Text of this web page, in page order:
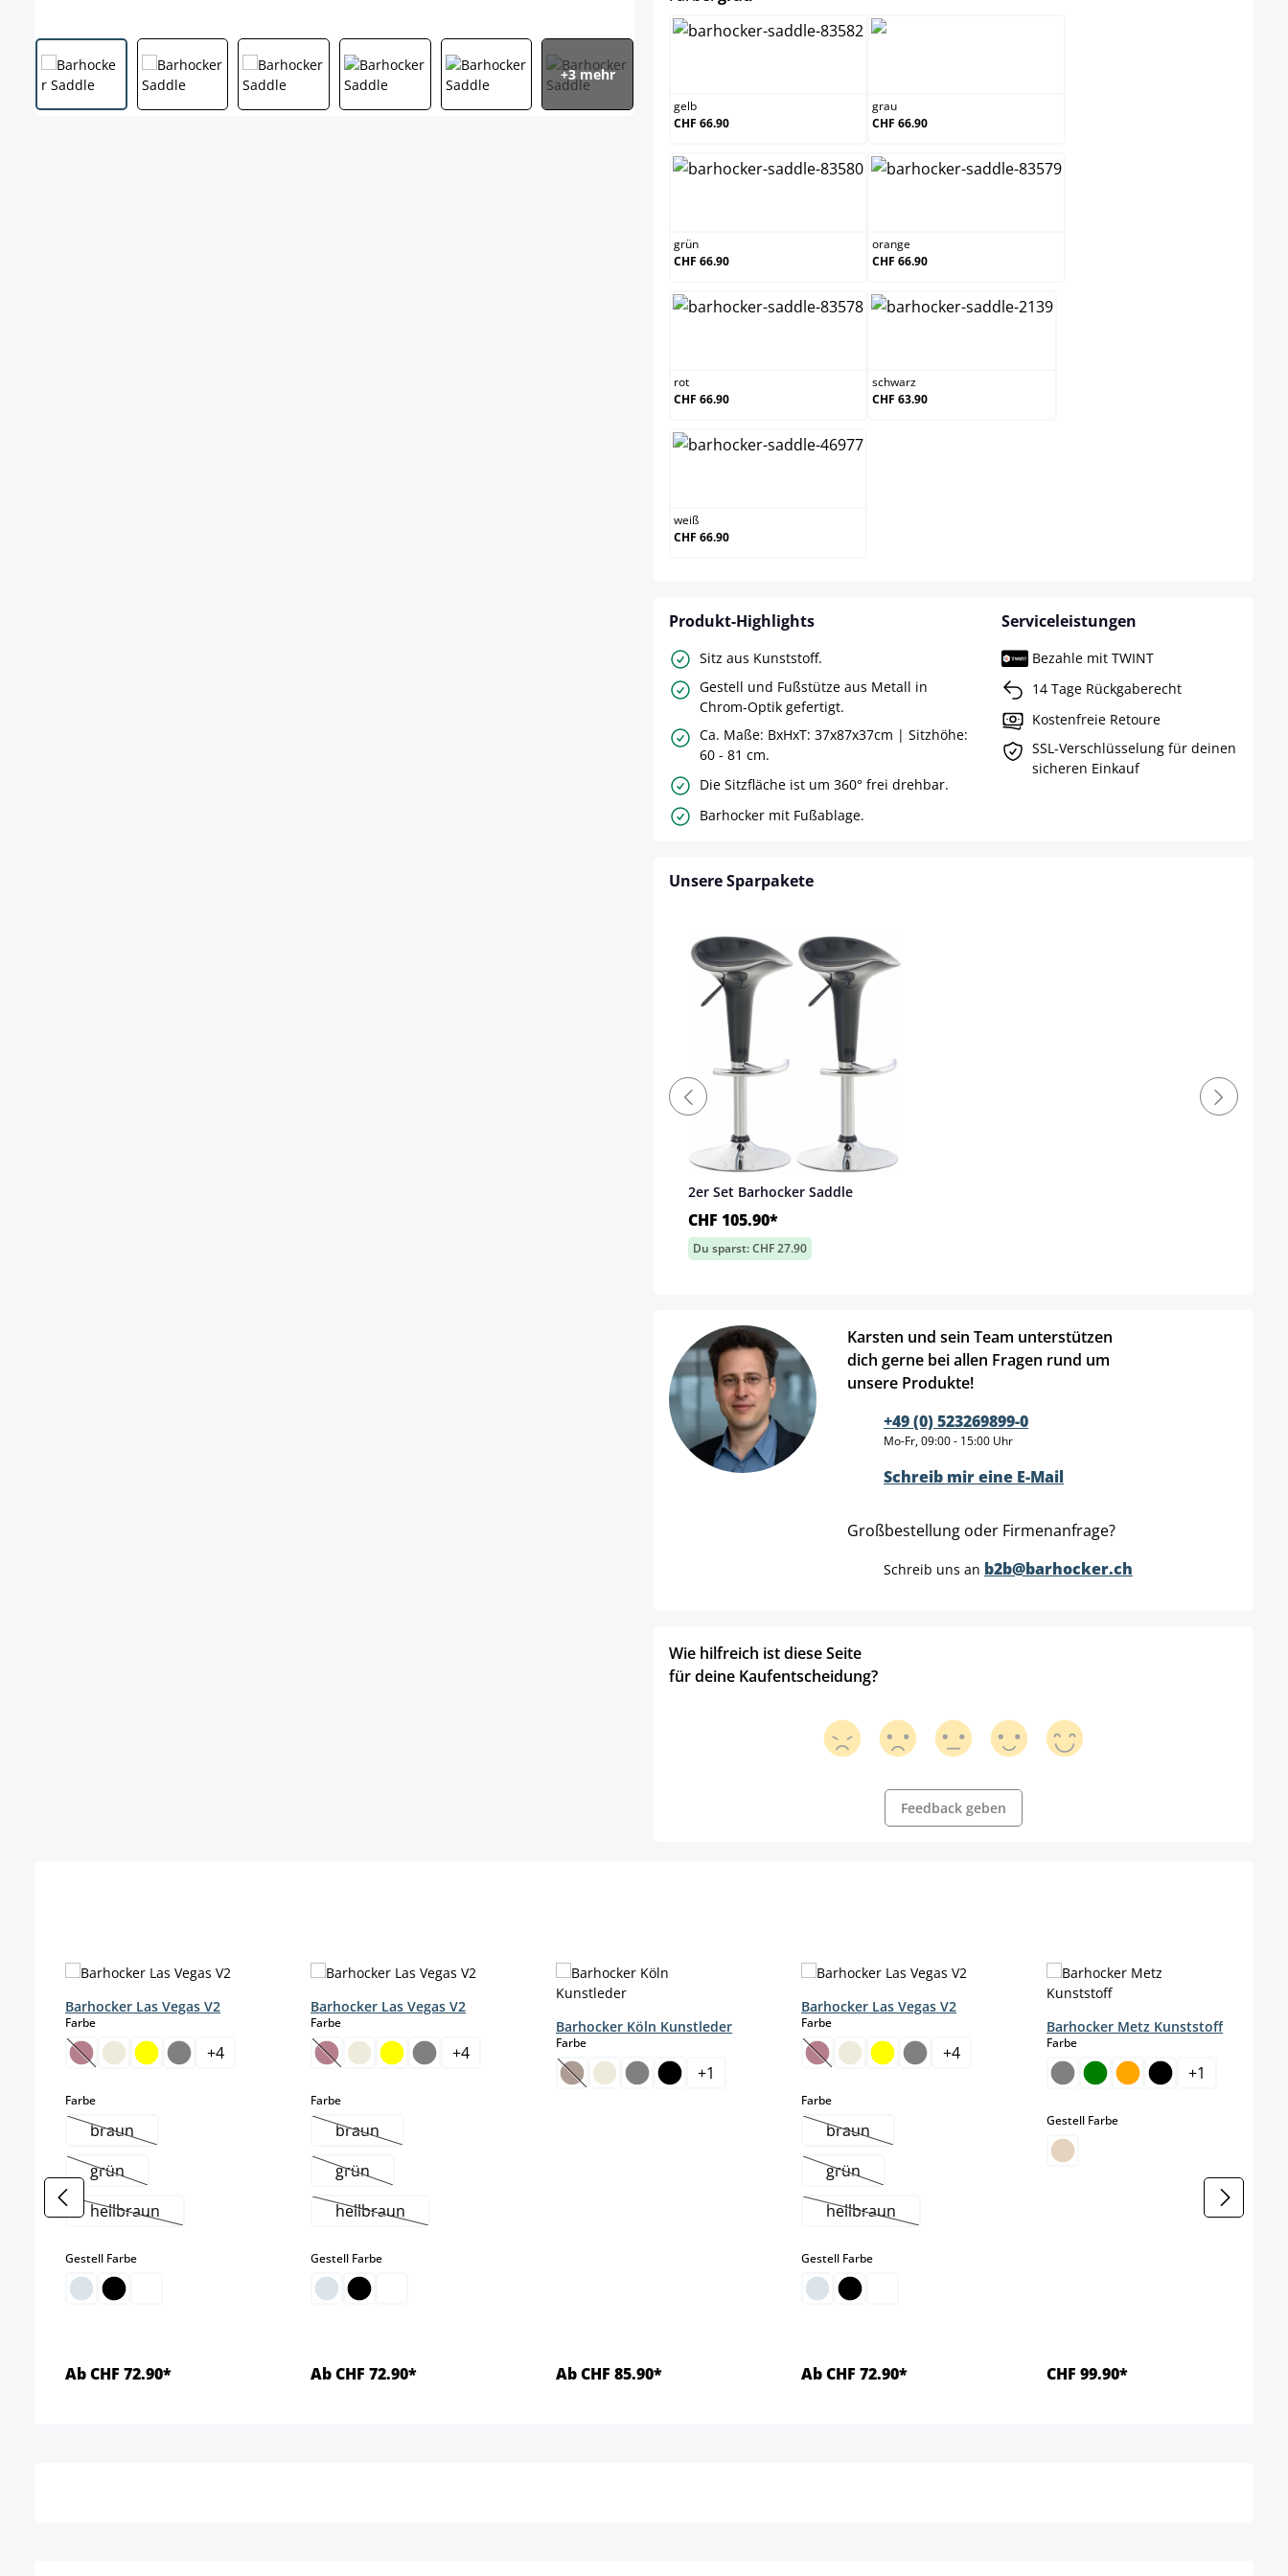
+3 mehr
gelb
CHF 66.90
grau
CHF 66.90
grün
CHF 66.90
orange
CHF 66.90
rot
CHF 66.90
schwarz
CHF 63.90
weiß
CHF 66.90
Produkt-Highlights
Sitz aus Kunststoff.
Gestell und Fußstütze aus Metall in
Chrom-Optik gefertigt.
Ca. Maße: BxHxT: 37x87x37cm | Sitzhöhe:
60 - 81 cm.
Die Sitzfläche ist um 360° frei drehbar.
Barhocker mit Fußablage.
Serviceleistungen
Bezahle mit TWINT
14 Tage Rückgaberecht
Kostenfreie Retoure
SSL-Verschlüsselung für deinen
sicheren Einkauf
Unsere Sparpakete
2er Set Barhocker Saddle
CHF 105.90*
Du sparst: CHF 27.90
Karsten und sein Team unterstützen
dich gerne bei allen Fragen rund um
unsere Produkte!
+49 (0) 523269899-0
Mo-Fr, 09:00 - 15:00 Uhr
Schreib mir eine E-Mail
Großbestellung oder Firmenanfrage?
Schreib uns an b2b@barhocker.ch
Wie hilfreich ist diese Seite
für deine Kaufentscheidung?
Feedback geben
Barhocker Las Vegas V2
Farbeauswählen
(Diese Option ist zurzeit nicht verfügbar.)
+4
Farbeauswählen
braun(Diese Option ist zurzeit nicht verfügbar.)
grün(Diese Option ist zurzeit nicht verfügbar.)
hellbraun(Diese Option ist zurzeit nicht verfügbar.)
Gestell Farbeauswählen
Ab CHF 72.90*
Barhocker Las Vegas V2
Farbeauswählen
(Diese Option ist zurzeit nicht verfügbar.)
+4
Farbeauswählen
braun(Diese Option ist zurzeit nicht verfügbar.)
grün(Diese Option ist zurzeit nicht verfügbar.)
hellbraun(Diese Option ist zurzeit nicht verfügbar.)
Gestell Farbeauswählen
Ab CHF 72.90*
Barhocker Köln Kunstleder
Farbeauswählen
(Diese Option ist zurzeit nicht verfügbar.)
+1
Ab CHF 85.90*
Barhocker Las Vegas V2
Farbeauswählen
(Diese Option ist zurzeit nicht verfügbar.)
+4
Farbeauswählen
braun(Diese Option ist zurzeit nicht verfügbar.)
grün(Diese Option ist zurzeit nicht verfügbar.)
hellbraun(Diese Option ist zurzeit nicht verfügbar.)
Gestell Farbeauswählen
Ab CHF 72.90*
Barhocker Metz Kunststoff
Farbeauswählen
+1
Gestell Farbeauswählen
CHF 99.90*